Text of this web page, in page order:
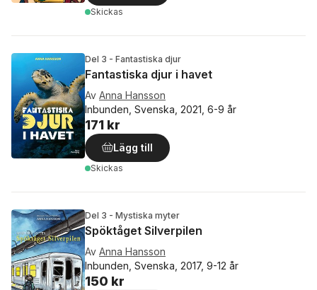
Skickas
Del 3 - Fantastiska djur
Fantastiska djur i havet
Av Anna Hansson
Inbunden, Svenska, 2021, 6-9 år
171 kr
Lägg till
Skickas
Del 3 - Mystiska myter
Spöktåget Silverpilen
Av Anna Hansson
Inbunden, Svenska, 2017, 9-12 år
150 kr